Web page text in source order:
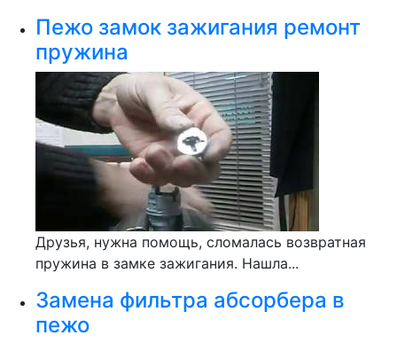
Пежо замок зажигания ремонт
пружина
Друзья, нужна помощь, сломалась возвратная
пружина в замке зажигания. Нашла...
Замена фильтра абсорбера в
пежо